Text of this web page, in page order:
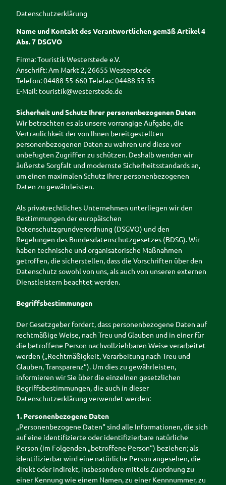
Westerstede
Moorroute
Geführte
Fahrradtoure
n
um's Rad
Howieker
Hörstationen
entlang der
Touren
Ohlige
Mehrw
eg-
Garten
Linder
Töpfer
garten
Ingrid
Schäfe
r
Küche
ngarte
shof
Majestätinnen
Spezialitäten
Vielfältiges Angebot
Wochenmärkte
Hofläden & regionale
Ausflugstipps
mmbad
Schokoladenl
ounge
Rhododendro
Campingplatz
Kirchen in
Westerstede
Stadtrundgan
g durch
Westerstede
Berger
Wunderline
Ausflugstipps
in der
weiteren
Umgebung
Auf einen Blick
LandErlebnis
Janßen
Draisinenspaß
Kinderspielplätze
Ammerländer
Spielzeugmuseu
m
Tipps
Im
Überbli
Freilich
ttheat
er
RHOD
O
Rhodo
dendro
ätinne
n
Hörstat
ionen
Entdec
kerpfad
Wester
stede
Westerstedes
kostenlose
Angebote
Alle Themen
Sagen &
Legenden
WesterstedeR
ückblick
Im Überblick
Veranstaltung
melden
Gruppenreisen
Im Überblick
Stadtführung
durch
Westerstede
Westerstede
Häppchenweise
Ammerlandrund
fahrt
Ostfrieslandrun
dfahrt
Stadtführung
mit Mutter
Gerken
ngsführung am
Stadtstrand
GästeführerInnen
Tagesfahrten in
die Region
Auf
einen
Blick
Prospektbestellung
Shop
Webcams
Neuigkeiten
Buchen
Unterkunft
buchen
Ihr Urlaub in
Westerstede
Westerstede
Camping- und
Wohmobilstellplatz
Vermieterbereich
Datenschutzerklärung
Name und Kontakt des Verantwortlichen gemäß Artikel 4
Abs. 7 DSGVO
Firma: Touristik Westerstede e.V.
Anschrift: Am Markt 2, 26655 Westerstede
Telefon: 04488 55-660 Telefax: 04488 55-55
E-Mail: touristik@westerstede.de
Sicherheit und Schutz Ihrer personenbezogenen Daten
Wir betrachten es als unsere vorrangige Aufgabe, die
Vertraulichkeit der von Ihnen bereitgestellten
personenbezogenen Daten zu wahren und diese vor
unbefugten Zugriffen zu schützen. Deshalb wenden wir
äußerste Sorgfalt und modernste Sicherheitsstandards an,
um einen maximalen Schutz Ihrer personenbezogenen
Daten zu gewährleisten.
Als privatrechtliches Unternehmen unterliegen wir den
Bestimmungen der europäischen
Datenschutzgrundverordnung (DSGVO) und den
Regelungen des Bundesdatenschutzgesetzes (BDSG). Wir
haben technische und organisatorische Maßnahmen
getroffen, die sicherstellen, dass die Vorschriften über den
Datenschutz sowohl von uns, als auch von unseren externen
Dienstleistern beachtet werden.
Begriffsbestimmungen
Der Gesetzgeber fordert, dass personenbezogene Daten auf
rechtmäßige Weise, nach Treu und Glauben und in einer für
die betroffene Person nachvollziehbaren Weise verarbeitet
werden („Rechtmäßigkeit, Verarbeitung nach Treu und
Glauben, Transparenz“). Um dies zu gewährleisten,
informieren wir Sie über die einzelnen gesetzlichen
Begriffsbestimmungen, die auch in dieser
Datenschutzerklärung verwendet werden:
1. Personenbezogene Daten
„Personenbezogene Daten“ sind alle Informationen, die sich
auf eine identifizierte oder identifizierbare natürliche
Person (im Folgenden „betroffene Person“) beziehen; als
identifizierbar wird eine natürliche Person angesehen, die
direkt oder indirekt, insbesondere mittels Zuordnung zu
einer Kennung wie einem Namen, zu einer Kennnummer, zu